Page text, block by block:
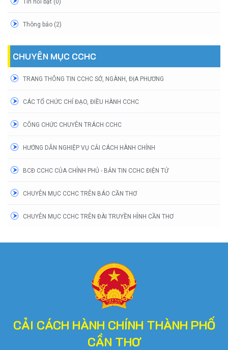
Tin nổi bật (0)
Thông báo (2)
CHUYÊN MỤC CCHC
TRANG THÔNG TIN CCHC SỞ, NGÀNH, ĐỊA PHƯƠNG
CÁC TỔ CHỨC CHỈ ĐẠO, ĐIỀU HÀNH CCHC
CÔNG CHỨC CHUYÊN TRÁCH CCHC
HƯỚNG DẪN NGHIỆP VỤ CẢI CÁCH HÀNH CHÍNH
BCĐ CCHC CỦA CHÍNH PHỦ - BẢN TIN CCHC ĐIỆN TỬ
CHUYÊN MỤC CCHC TRÊN BÁO CẦN THƠ
CHUYÊN MỤC CCHC TRÊN ĐÀI TRUYỀN HÌNH CẦN THƠ
CẢI CÁCH HÀNH CHÍNH THÀNH PHỐ
CẦN THƠ